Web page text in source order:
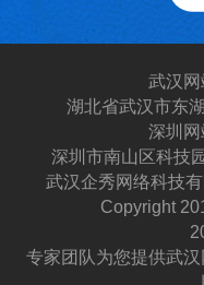
武汉网
湖北省武汉市东
深圳网
深圳市南山区科技
武汉企秀网络科技
Copyright
专家团队为您提供武